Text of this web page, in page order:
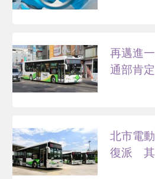
再邁進
通部肯
北市電
復派 其